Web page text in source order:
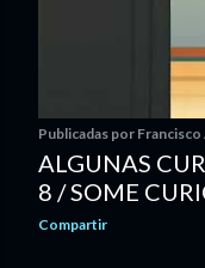
Publicadas por
ALGUNAS
8 / SOME
Compartir